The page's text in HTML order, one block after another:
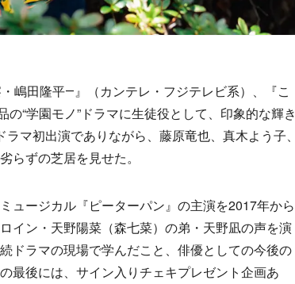
嶋田隆平―』（カンテレ・フジテレビ系）、『こ
“学園モノ”ドラマに生徒役として、印象的な輝き
マ初出演でありながら、藤原竜也、真木よう子、
らずの芝居を見せた。
ュージカル『ピーターパン』の主演を2017年から
イン・天野陽菜（森七菜）の弟・天野凪の声を演
ドラマの現場で学んだこと、俳優としての今後の
最後には、サイン入りチェキプレゼント企画あ